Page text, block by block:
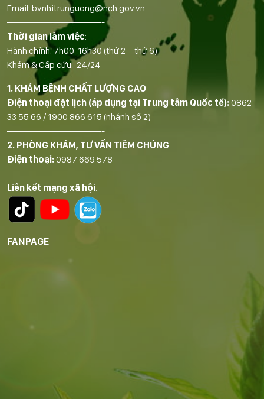
Email: bvnhitrunguong@nch.gov.vn
——————————-
Thời gian làm việc:
Hành chính: 7h00-16h30 (thứ 2 – thứ 6)
Khám & Cấp cứu: 24/24
1. KHÁM BỆNH CHẤT LƯỢNG CAO
Điện thoại đặt lịch (áp dụng tại Trung tâm Quốc tế):0862
33 55 66 / 1900 866 615 (nhánh số 2)
——————————-
2. PHÒNG KHÁM, TƯ VẤN TIÊM CHỦNG
Điện thoại:0987 669 578
——————————-
Liên kết mạng xã hội:
FANPAGE